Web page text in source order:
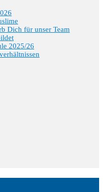
Dich für unser Team
2025/26